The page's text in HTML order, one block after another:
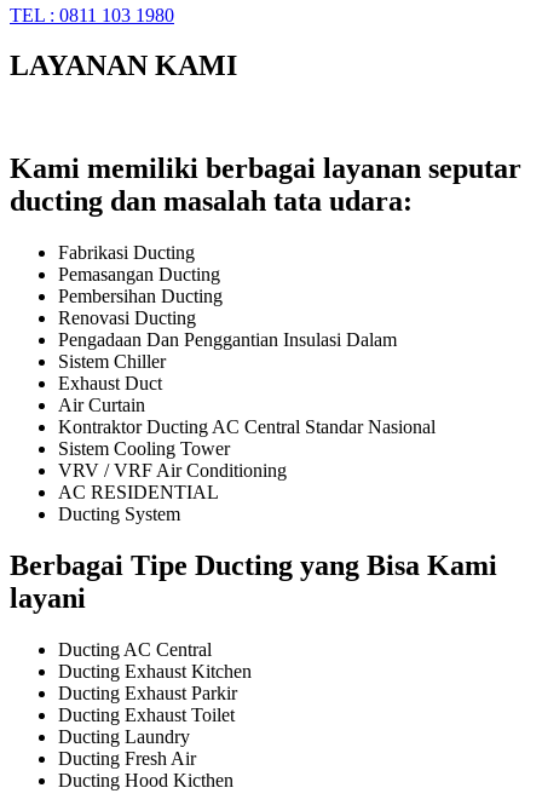
TEL : 0811 103 1980
LAYANAN KAMI
Kami memiliki berbagai layanan seputar
ducting dan masalah tata udara:
Fabrikasi Ducting
Pemasangan Ducting
Pembersihan Ducting
Renovasi Ducting
Pengadaan Dan Penggantian Insulasi Dalam
Sistem Chiller
Exhaust Duct
Air Curtain
Kontraktor Ducting AC Central Standar Nasional
Sistem Cooling Tower
VRV / VRF Air Conditioning
AC RESIDENTIAL
Ducting System
Berbagai Tipe Ducting yang Bisa Kami
layani
Ducting AC Central
Ducting Exhaust Kitchen
Ducting Exhaust Parkir
Ducting Exhaust Toilet
Ducting Laundry
Ducting Fresh Air
Ducting Hood Kicthen